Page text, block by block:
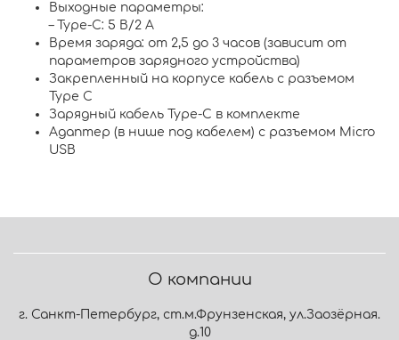
Выходные параметры:
– Type-C: 5 В/2 A
Время заряда: от 2,5 до 3 часов (зависит от
параметров зарядного устройства)
Закрепленный на корпусе кабель с разъемом
Type C
Зарядный кабель Type-C в комплекте
Адаптер (в нише под кабелем) с разъемом Micro
USB
О компании
г. Санкт-Петербург, ст.м.Фрунзенская, ул.Заозёрная.
д.10